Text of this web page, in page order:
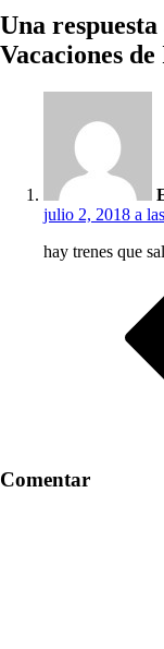
Una
Vacaciones
julio 2, 2018 a
hay trenes que
Comentar